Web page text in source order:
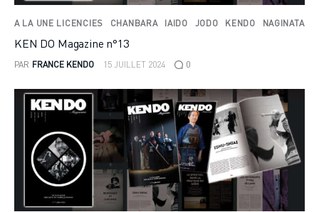
A LA UNE LICENCIES CHANBARA IAIDO JODO KENDO NAGINATA
KEN DO Magazine n°13
PAR FRANCE KENDO 15 JUILLET 2024 0